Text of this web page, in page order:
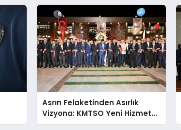
Asrın Felaketinden Asırlık
Vizyona: KMTSO Yeni Hizmet
Binası Görkemli Bir Törenle